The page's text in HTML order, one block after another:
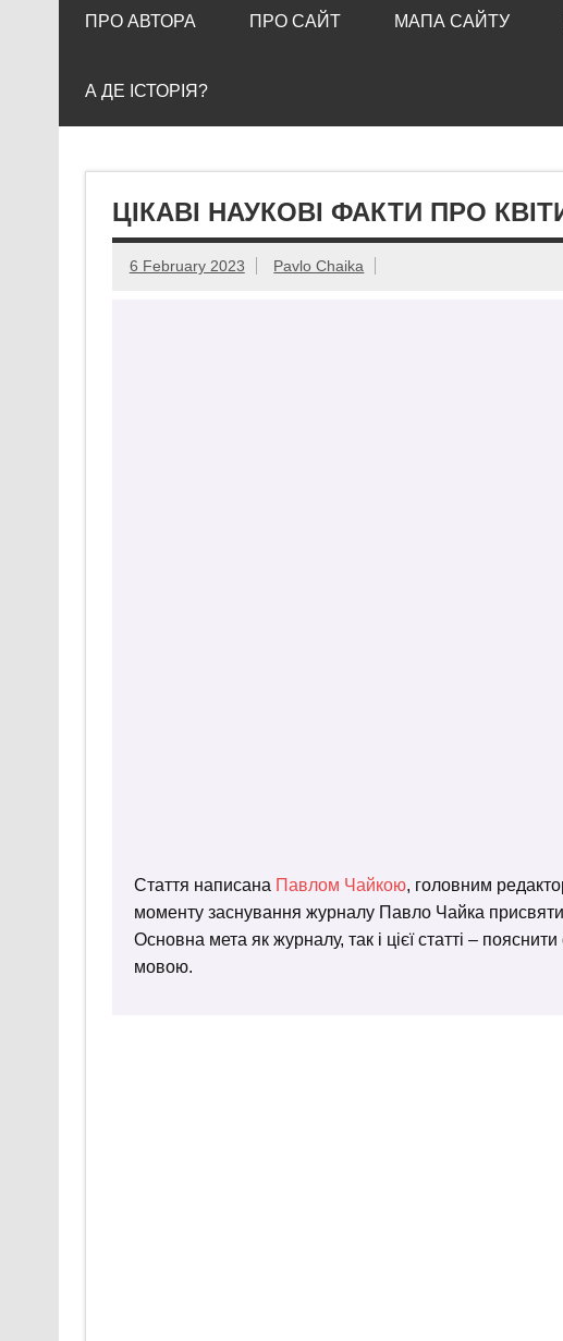
ПРО АВТОРА ПРО САЙТ МАПА САЙТУ
А ДЕ ІСТОРІЯ?
ЦІКАВІ НАУКОВІ ФАКТИ ПРО
6 February 2023 Pavlo Chaika
Стаття написана Павлом Чайкою, головним
моменту заснування журналу Павло Чайка присвятив
Основна мета як журналу, так і цієї статті –
мовою.